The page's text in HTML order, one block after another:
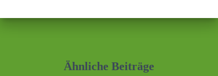
Ähnliche Beiträge